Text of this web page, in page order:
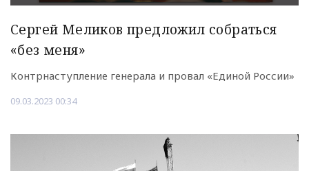
Сергей Меликов предложил собраться
«без меня»
Контрнаступление генерала и провал «Единой России»
09.03.2023 00:34